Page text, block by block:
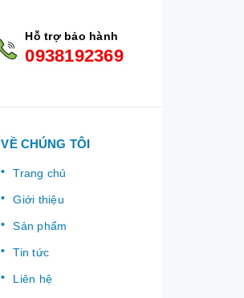
Hỗ trợ bảo hành
0938192369
VỀ CHÚNG TÔI
Trang chủ
Giới thiệu
Sản phẩm
Tin tức
Liên hệ